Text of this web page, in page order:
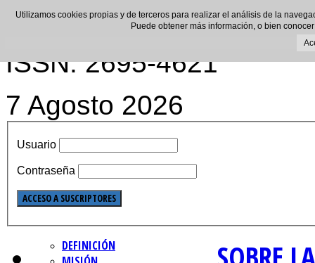
ISSN: 2695-4621
7 Agosto 2026
Usuario
Contraseña
DEFINICIÓN
Utilizamos cookies propias y de terceros para realizar el análisis de la
Puede obtener más información, o bien